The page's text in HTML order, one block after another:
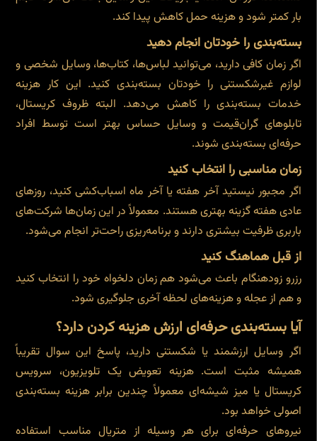
بار کمتر شود و هزینه حمل کاهش پیدا کند.
بسته‌بندی را خودتان انجام دهید
اگر زمان کافی دارید، می‌توانید لباس‌ها، کتاب‌ها، وسایل شخصی و
لوازم غیرشکستنی را خودتان بسته‌بندی کنید. این کار هزینه
خدمات بسته‌بندی را کاهش می‌دهد. البته ظروف کریستال،
تابلوهای گران‌قیمت و وسایل حساس بهتر است توسط افراد
حرفه‌ای بسته‌بندی شوند.
زمان مناسبی را انتخاب کنید
اگر مجبور نیستید آخر هفته یا آخر ماه اسباب‌کشی کنید، روزهای
عادی هفته گزینه بهتری هستند. معمولاً در این زمان‌ها شرکت‌های
باربری ظرفیت بیشتری دارند و برنامه‌ریزی راحت‌تر انجام می‌شود.
از قبل هماهنگ کنید
رزرو زودهنگام باعث می‌شود هم زمان دلخواه خود را انتخاب کنید
و هم از عجله و هزینه‌های لحظه آخری جلوگیری شود.
آیا بسته‌بندی حرفه‌ای ارزش هزینه کردن دارد؟
اگر وسایل ارزشمند یا شکستنی دارید، پاسخ این سوال تقریباً
همیشه مثبت است. هزینه تعویض یک تلویزیون، سرویس
کریستال یا میز شیشه‌ای معمولاً چندین برابر هزینه بسته‌بندی
اصولی خواهد بود.
نیروهای حرفه‌ای برای هر وسیله از متریال مناسب استفاده